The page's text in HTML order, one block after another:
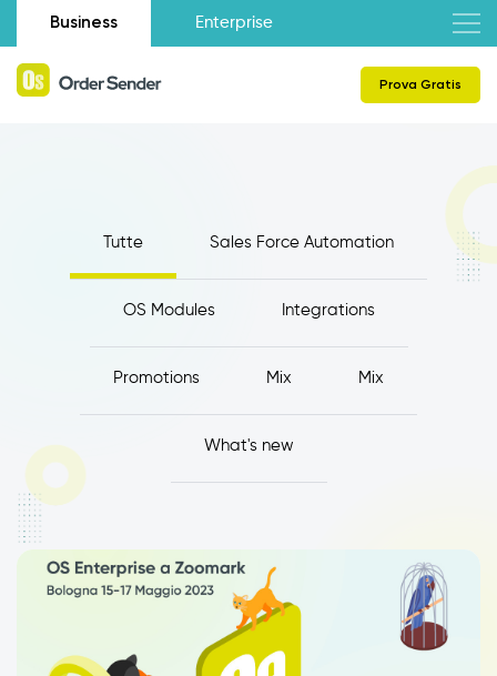
Business Enterprise
Prova Gratis
Tutte Sales Force Automation
OS Modules Integrations
Promotions Mix Mix
What's new